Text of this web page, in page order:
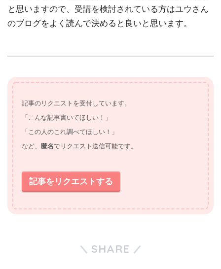
と思いますので、受講を検討されている方はユウさん
のブログをよく読んで決めると良いと思います。
記事のリクエストを受付しています。
「こんな記事書いてほしい！」
「この人のこれ調べてほしい！」
など、
匿名でリクエスト送信可能です。
記事をリクエストする
SHARE